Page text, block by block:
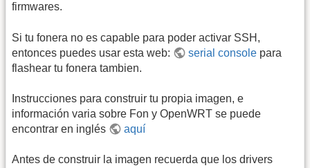
firmwares.
Si tu fonera no es capable para poder activar SSH,
entonces puedes usar esta web:
serial console para
flashear tu fonera tambien.
Instrucciones para construir tu propia imagen, e
información varia sobre Fon y OpenWRT se puede
encontrar en inglés
aquí
Antes de construir la imagen recuerda que los drivers